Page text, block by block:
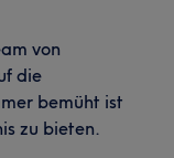
von
die
bemüht ist
zu bieten.